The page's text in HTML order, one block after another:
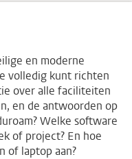
en moderne
volledig kunt richten
over alle faciliteiten
en de antwoorden op
Welke software
of project? En hoe
of laptop aan?